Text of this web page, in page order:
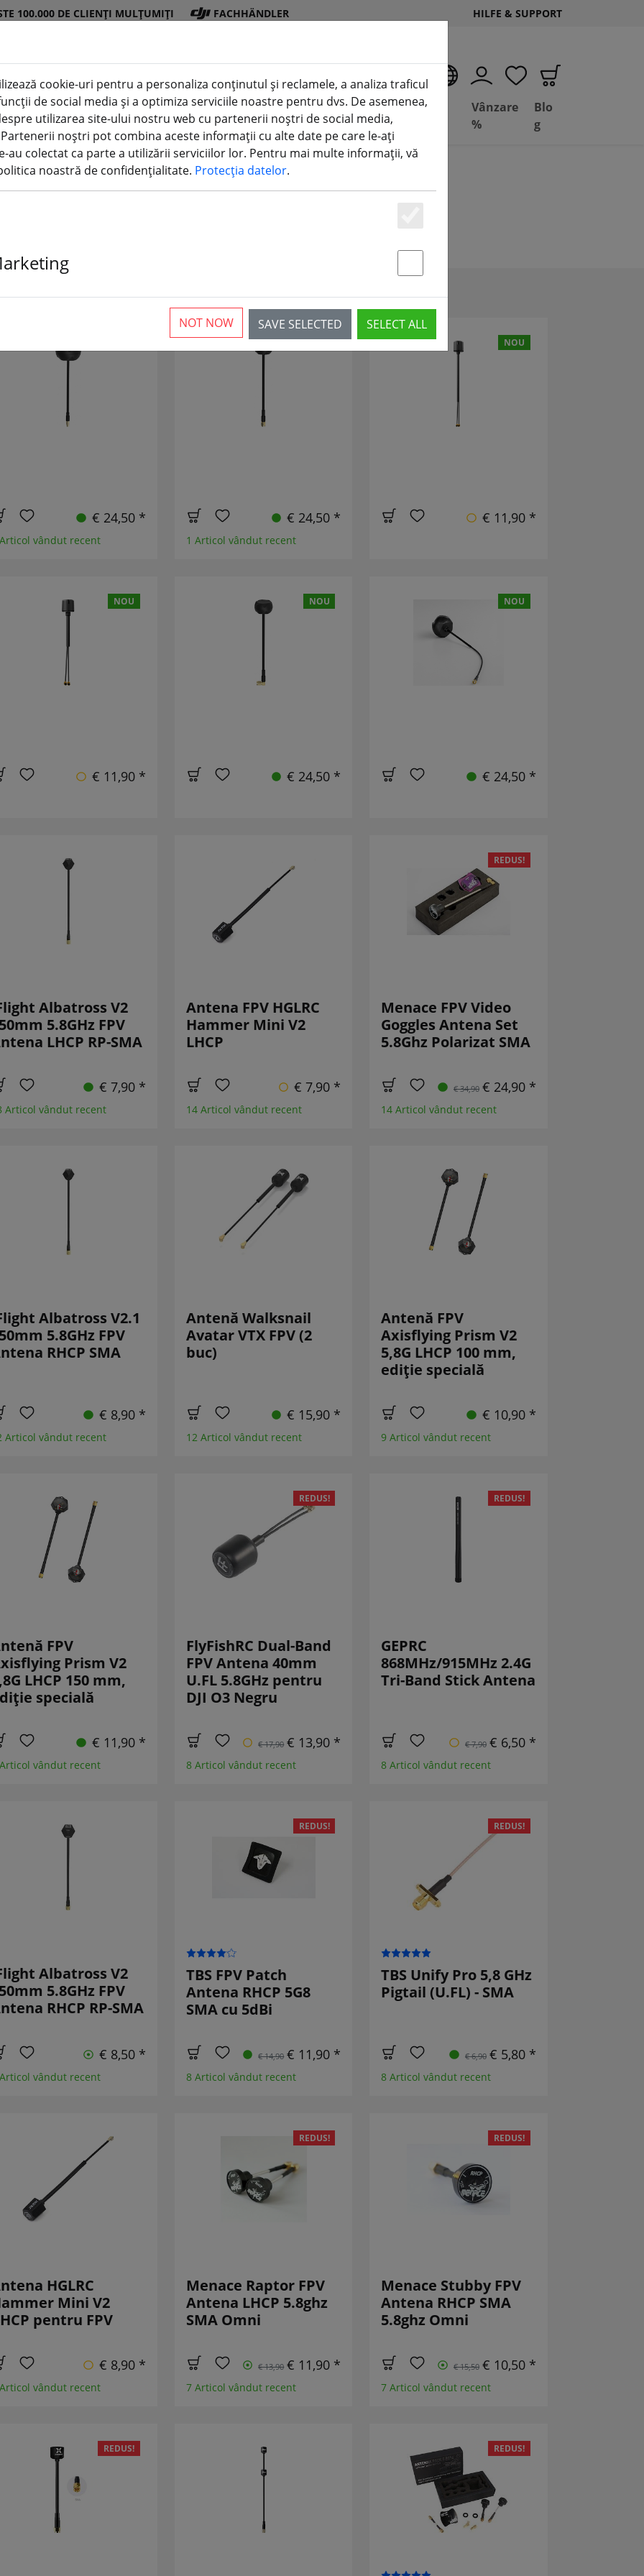
100.000 DE CLIENȚI MULȚUMIȚI FACHHÄNDLER HILFE & SUPPORT
RO
Magazin
DJI
Bater
ii
Elic
e
Accesor
ii
imprimare
3D
Deal
Depot
Basil
Vânzare
%
Blo
g
€ 24,50 *
vândut recent
NOU
€ 24,50 *
1 Articol vândut recent
NOU
€ 11,90 *
NOU
€ 11,90 *
NOU
€ 24,50 *
NOU
€ 24,50 *
Albatross V2
5.8GHz FPV
LHCP RP-SMA
€ 7,90 *
Articol vândut recent
Antena FPV HGLRC
Hammer Mini V2
LHCP
€ 7,90 *
14 Articol vândut recent
REDUS!
Menace FPV Video
Goggles Antena Set
5.8Ghz Polarizat SMA
€ 34,90 € 24,90 *
14 Articol vândut recent
Albatross V2.1
5.8GHz FPV
RHCP SMA
€ 8,90 *
Articol vândut recent
Antenă Walksnail
Avatar VTX FPV (2
buc)
€ 15,90 *
12 Articol vândut recent
Antenă FPV
Axisflying Prism V2
5,8G LHCP 100 mm,
ediție specială
€ 10,90 *
9 Articol vândut recent
FPV
Prism V2
LHCP 150 mm,
specială
€ 11,90 *
vândut recent
REDUS!
FlyFishRC Dual-Band
FPV Antena 40mm
U.FL 5.8GHz pentru
DJI O3 Negru
€ 17,90 € 13,90 *
8 Articol vândut recent
REDUS!
GEPRC
868MHz/915MHz 2.4G
Tri-Band Stick Antena
€ 7,90 € 6,50 *
8 Articol vândut recent
Albatross V2
5.8GHz FPV
RHCP RP-SMA
€ 8,50 *
vândut recent
REDUS!
TBS FPV Patch
Antena RHCP 5G8
SMA cu 5dBi
€ 14,90 € 11,90 *
8 Articol vândut recent
REDUS!
TBS Unify Pro 5,8 GHz
Pigtail (U.FL) - SMA
€ 6,90 € 5,80 *
8 Articol vândut recent
HGLRC
Mini V2
pentru FPV
€ 8,90 *
vândut recent
REDUS!
Menace Raptor FPV
Antena LHCP 5.8ghz
SMA Omni
€ 13,90 € 11,90 *
7 Articol vândut recent
REDUS!
Menace Stubby FPV
Antena RHCP SMA
5.8ghz Omni
€ 15,50 € 10,50 *
7 Articol vândut recent
REDUS! REDUS!
cookie-uri pentru a personaliza conținutul și reclamele, a analiza traficul
de social media și a optimiza serviciile noastre pentru dvs. De asemenea,
utilizarea site-ului nostru web cu partenerii noștri de social media,
noștri pot combina aceste informații cu alte date pe care le-ați
au colectat ca parte a utilizării serviciilor lor. Pentru mai multe informații, vă
noastră de confidențialitate. Protecția datelor.
SAVE SELECTED SELECT ALL
NOT NOW